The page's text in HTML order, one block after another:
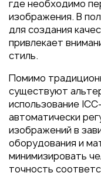
где необходимо
изображения. В
для создания
привлекает
стиль.
Помимо
существуют
использование
автоматически
изображений в
оборудования и
минимизировать
точность